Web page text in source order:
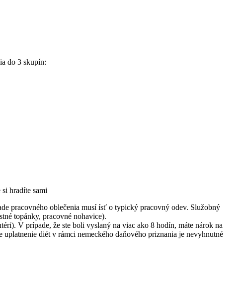
do 3 skupín:
hradíte sami
pracovného oblečenia musí ísť o typický pracovný odev. Služobný
topánky, pracovné nohavice).
V prípade, že ste boli vyslaný na viac ako 8 hodín, máte nárok na
diét v rámci nemeckého daňového priznania je nevyhnutné